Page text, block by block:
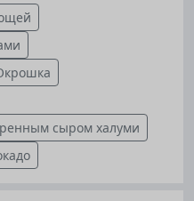
сыром халуми